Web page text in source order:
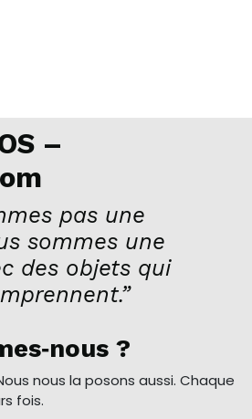
–
pas une
sommes une
des objets qui
?
nous la posons aussi. Chaque
fois.